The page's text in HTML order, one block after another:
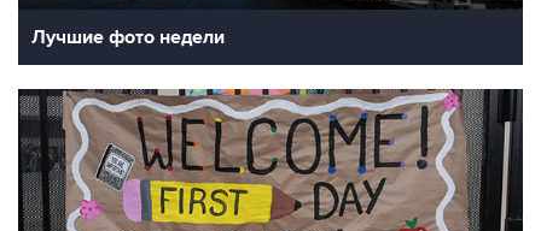
Лучшие фото недели